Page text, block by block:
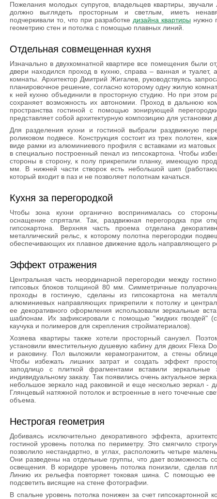
Пожелания молодых супругов, владельцев квартиры,
должно выглядеть просторным и светлым, иметь
подчеркивали то, что при разработке дизайна квартиры нужно
геометрию стен и потолка с помощью плавных линий.
Отдельная совмещенная кухня
Изначально в двухкомнатной квартире все помещения были
двери находился проход в кухню, справа – ванная и
комнаты. Архитектор Дмитрий Жигалев, руководствуясь
планировочное решение, согласно которому одну жилую
к ней кухню объединили в просторную студию. Но при этом
сохраняет возможность их автономии. Проход в дальнюю
пространства гостиной с помощью зонирующей
представляет собой архитектурную композицию для установки
Для разделения кухни и гостиной выбрали раздвижную
роликовом подвесе. Конструкция состоит из трех полотен,
виде рамки из алюминиевого профиля с вставками из матовых
в специально построенный пенал из гипсокартона. Чтобы
стороны в сторону, к полу прикрепили планку, имеющую
мм. В нижней части створок есть небольшой шип
который входит в паз и не позволяет полотнам качаться.
Кухня за перегородкой
Чтобы зона кухни органично воспринималась со
оснащение спрятали. Так, раздвижная перегородка при
гипсокартона. Верхняя часть проема отделана
металлический рельс, к которому полотна перегородки
обеспечивающих их плавное движение вдоль направляющего
Эффект отражения
Центральная часть неординарной перегородки между
гипсовых блоков толщиной 80 мм. Симметричные
проходы в гостиную, сделаны из гипсокартона на
алюминиевых направляющих прикрепили к потолку и
ее декоративного оформления использовали зеркальные
шаблонам. Их зафиксировали с помощью "жидких гвоздей"
каучука и полимеров для скрепления стройматериалов).
Хозяева квартиры также хотели просторный санузел.
установили вместительную душевую кабину для двоих Flexa
и раковину. Пол выложили керамогранитом, а стены
Чтобы избежать лишних затрат и создать эффект
заподлицо с плиткой фрагментами вставили
индивидуальному заказу. Так появились очень актуальное
небольшое зеркало над раковиной и еще несколько зеркал -
Глянцевый натяжной потолок и встроенные в него точечные
объема.
Нестрогая геометрия
Добиваясь исключительно декоративного эффекта,
гостиной уровень потолка по периметру. Это смягчило
позволило нестандартно, в углах, расположить четыре
Они разведены на отдельные группы, что дает возможность
освещения. В коридоре уровень потолка понизили, сделав
Линию их рельефа повторяет токовая шина. С помощью ее
подсветить висящие на стене фотографии.
В спальне уровень потолка понижен за счет гипсокартонной